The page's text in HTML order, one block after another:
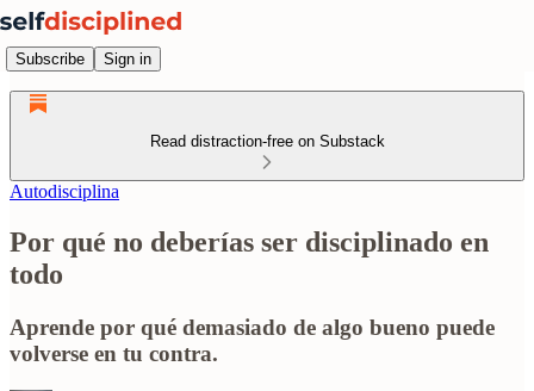
Subscribe Sign in
Read distraction-free on Substack
Autodisciplina
Por qué no deberías ser disciplinado en
todo
Aprende por qué demasiado de algo bueno puede
volverse en tu contra.